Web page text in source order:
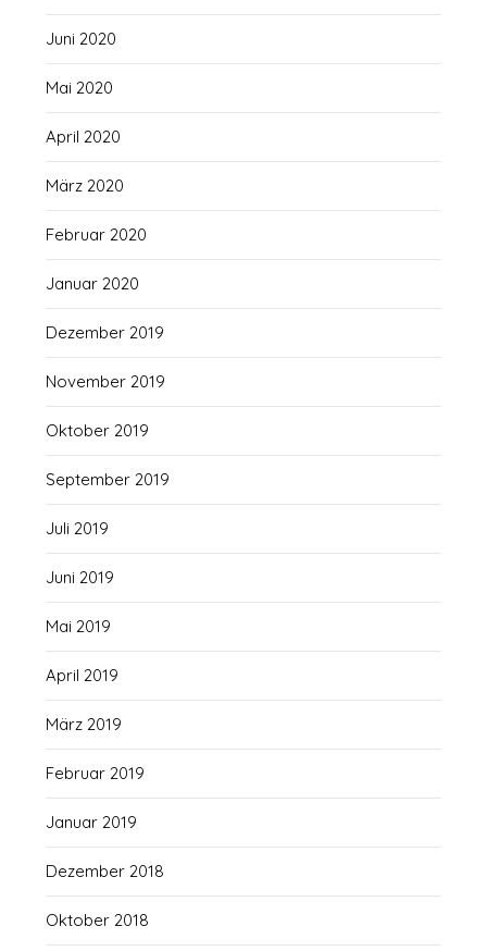
Juni 2020
Mai 2020
April 2020
März 2020
Februar 2020
Januar 2020
Dezember 2019
November 2019
Oktober 2019
September 2019
Juli 2019
Juni 2019
Mai 2019
April 2019
März 2019
Februar 2019
Januar 2019
Dezember 2018
Oktober 2018